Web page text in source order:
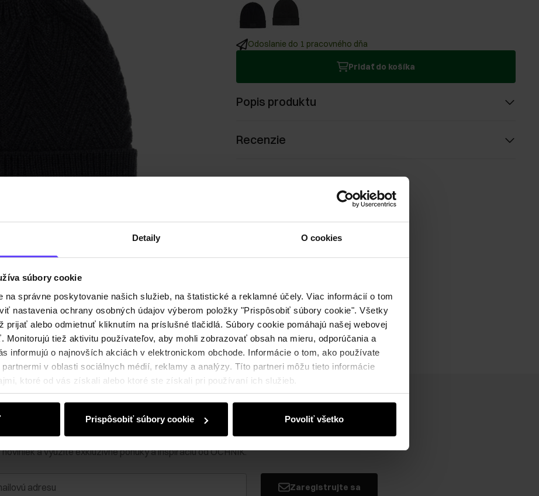
Detaily O cookies
súbory cookie
na správne poskytovanie našich služieb, na štatistické a reklamné účely. Viac informácií o tom
nastavenia ochrany osobných údajov výberom položky "Prispôsobiť súbory cookie". Všetky
prijať alebo odmietnuť kliknutím na príslušné tlačidlá. Súbory cookie pomáhajú našej webovej
Monitorujú tiež aktivitu používateľov, aby mohli zobrazovať obsah na mieru, odporúčania a
informujú o najnovších akciách v elektronickom obchode. Informácie o tom, ako používate
v oblasti sociálnych médií, reklamy a analýzy. Títo partneri môžu tieto informácie
ktoré od vás získali alebo ktoré ste získali pri používaní ich služieb.
Prispôsobiť súbory cookie Povoliť všetko
Odoslanie do 1 pracovného dňa
Pridať do košíka
Popis produktu
Recenzie
€ na prvý nákup!
a využite exkluzívne ponuky a inšpiráciu od OCHNIK.
Zaregistrujte sa